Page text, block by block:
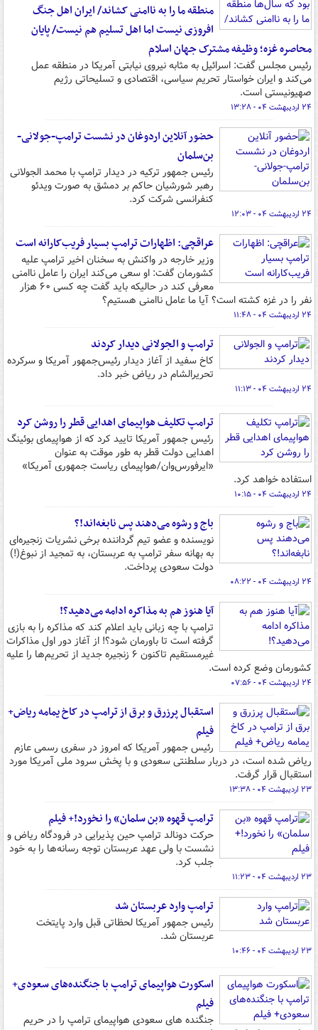
منطقه ما را به ناامنی کشاند/ ایران اهل جنگ
افروزی نیست اما اهل تسلیم هم نیست/ پایان
محاصره غزه؛ وظیفه مشترک جهان اسلام
رئیس مجلس گفت: اسرائیل به مثابه نیروی نیابتی آمریکا در منطقه عمل
می‌کند و ایران خواستار تحریم سیاسی، اقتصادی و تسلیحاتی رژیم
صهیونیستی است.
۲۴ اردیبهشت ۰۴ - ۱۳:۲۸
حضور آنلاین اردوغان در نشست ترامپ-جولانی-
بن‌سلمان
رئیس جمهور ترکیه در دیدار ترامپ با محمد الجولانی
رهبر شورشیان حاکم بر دمشق به صورت ویدئو
کنفرانسی شرکت کرد.
۲۴ اردیبهشت ۰۴ - ۱۲:۰۳
عراقچی: اظهارات ترامپ بسیار فریب‌کارانه است
وزیر خارجه در واکنش به سخنان اخیر ترامپ علیه
کشورمان گفت: او سعی می‌کند ایران را عامل ناامنی
معرفی کند در حالیکه باید گفت چه کسی ۶۰ هزار
نفر را در غزه کشته است؟ آیا ما عامل ناامنی هستیم؟
۲۴ اردیبهشت ۰۴ - ۱۱:۴۸
ترامپ و الجولانی دیدار کردند
کاخ سفید از آغاز دیدار رئیس‌جمهور آمریکا و سرکرده
تحریرالشام در ریاض خبر داد.
۲۴ اردیبهشت ۰۴ - ۱۱:۱۳
ترامپ تکلیف هواپیمای اهدایی قطر را روشن کرد
رئیس جمهور آمریکا تایید کرد که از هواپیمای بوئینگ
اهدایی دولت قطر به طور موقت به عنوان
«ایرفورس‌وان/هواپیمای ریاست جمهوری آمریکا»
استفاده خواهد کرد.
۲۴ اردیبهشت ۰۴ - ۱۰:۱۵
باج و رشوه می‌دهند پس نابغه‌اند!؟
نویسنده و عضو تیم گرداننده برخی نشریات زنجیره‌ای
به بهانه سفر ترامپ به عربستان، به تمجید از نبوغ‌(!)
دولت سعودی پرداخت.
۲۴ اردیبهشت ۰۴ - ۰۸:۲۲
آیا هنوز هم به مذاکره ادامه می‌دهید؟!
ترامپ با چه زبانی باید اعلام کند که مذاکره را به بازی
گرفته است تا باورمان شود؟! از آغاز دور اول مذاکرات
غیرمستقیم تاکنون ۶ زنجیره جدید از تحریم‌ها را علیه
کشورمان وضع کرده است.
۲۴ اردیبهشت ۰۴ - ۰۷:۵۶
استقبال پرزرق و برق از ترامپ در کاخ یمامه ریاض+
فیلم
رئیس جمهور آمریکا که امروز در سفری رسمی عازم
ریاض شده است، در دربار سلطنتی سعودی و با پخش سرود ملی آمریکا مورد
استقبال قرار گرفت.
۲۳ اردیبهشت ۰۴ - ۱۳:۳۸
ترامپ قهوه «بن سلمان» را نخورد!+ فیلم
حرکت دونالد ترامپ حین پذیرایی در فرودگاه ریاض و
نشست با ولی عهد عربستان توجه رسانه‌ها را به خود
جلب کرد.
۲۳ اردیبهشت ۰۴ - ۱۱:۲۳
ترامپ وارد عربستان شد
رئیس جمهور آمریکا لحظاتی قبل وارد پایتخت
عربستان شد.
۲۳ اردیبهشت ۰۴ - ۱۰:۴۶
اسکورت هواپیمای ترامپ با جنگنده‌های سعودی+
فیلم
جنگنده های سعودی هواپیمای ترامپ را در حریم